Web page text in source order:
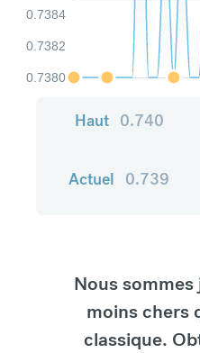
0.7380
0.7382
0.7384
Haut 0.740
Actuel 0.739
Nous
moins chers
classique.